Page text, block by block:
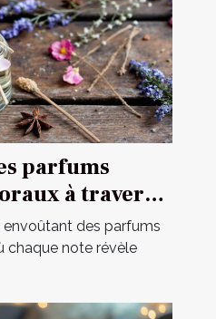
parfums
à travers
envoûtant des parfums
chaque note révèle